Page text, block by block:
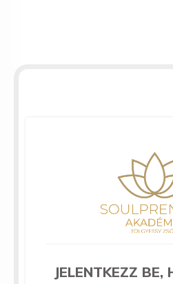
JELENTKEZZ BE,